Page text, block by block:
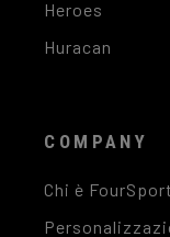
Heroes
Huracan
COMPANY
Chi è FourSport